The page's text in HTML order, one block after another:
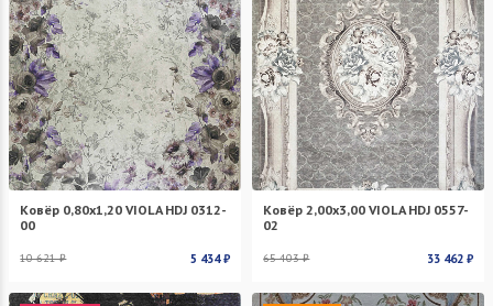
Ковёр 0,80х1,20 VIOLA HDJ 0312-
00
10 621 ₽ 5 434 ₽
Ковёр 2,00х3,00 VIOLA HDJ 0557-
02
65 403 ₽ 33 462 ₽